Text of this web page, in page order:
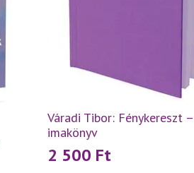
Váradi Tibor: Fénykereszt –
imakönyv
2 500 Ft